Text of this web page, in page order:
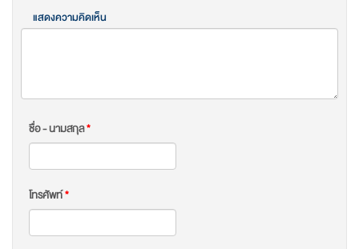
แสดงความคิดเห็น
ชื่อ - นามสกุล*
โทรศัพท์*